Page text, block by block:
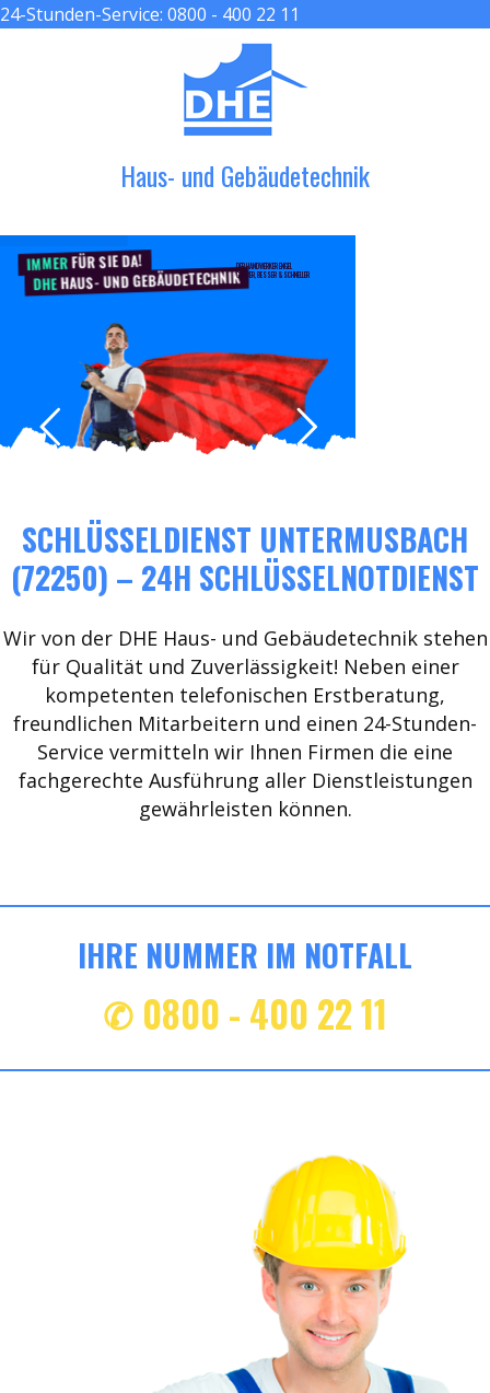
24-Stunden-Service: 0800 - 400 22 11
Haus- und Gebäudetechnik
IMMERFÜR SIE DA!
DHEHAUS- UND GEBÄUDETECHNIK
DER HANDWERKER ENGEL
GRÖßER, BESSER & SCHNELLER
SCHLÜSSELDIENST UNTERMUSBACH
(72250) – 24H SCHLÜSSELNOTDIENST
Wir von der DHE Haus- und Gebäudetechnik stehen
für Qualität und Zuverlässigkeit! Neben einer
kompetenten telefonischen Erstberatung,
freundlichen Mitarbeitern und einen 24-Stunden-
Service vermitteln wir Ihnen Firmen die eine
fachgerechte Ausführung aller Dienstleistungen
gewährleisten können.
IHRE NUMMER IM NOTFALL
✆ 0800 - 400 22 11